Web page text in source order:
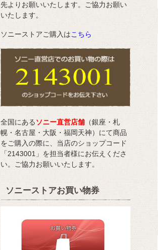
先よりお願いいたします。ご協力お願い
いたします。
ソニーストアご購入はこちら
全国にあるソニー直営店舗 （銀座・札
幌・名古屋・大阪・福岡天神）にて商品
をご購入の際に、当店のショップコード
「2143001」を担当者様にお伝えくださ
い。ご協力お願いいたします。
ソニーストアお買い物券